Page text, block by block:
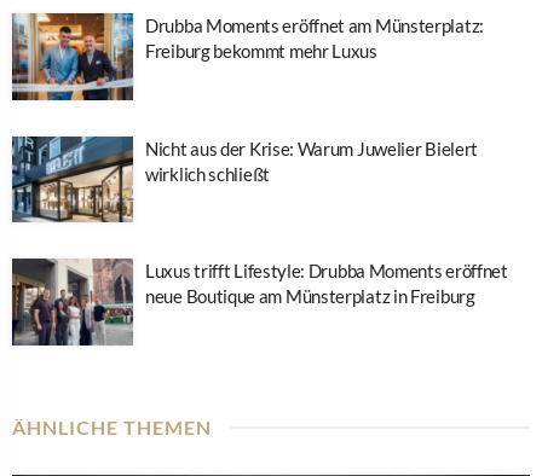
Drubba Moments eröffnet am Münsterplatz:
Freiburg bekommt mehr Luxus
Nicht aus der Krise: Warum Juwelier Bielert
wirklich schließt
Luxus trifft Lifestyle: Drubba Moments eröffnet
neue Boutique am Münsterplatz in Freiburg
ÄHNLICHE THEMEN